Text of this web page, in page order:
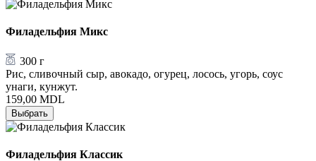
Филадельфия Микс
300 г
Рис, сливочный сыр, авокадо, огурец, лосось, угорь, соус
унаги, кунжут.
159,00 MDL
Выбрать
Филадельфия Классик